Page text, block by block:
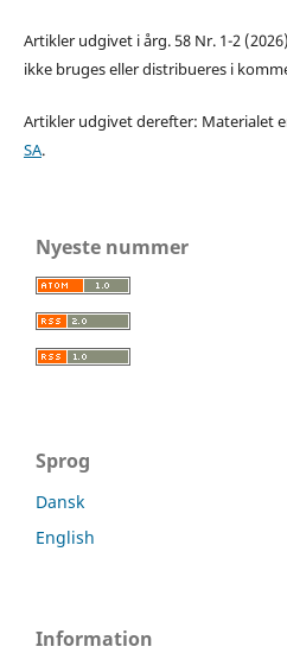
Artikler udgivet i årg. 58 Nr. 1-2
ikke bruges eller distribueres i
Artikler udgivet derefter: Materialet
SA.
Nyeste nummer
Sprog
Dansk
English
Information